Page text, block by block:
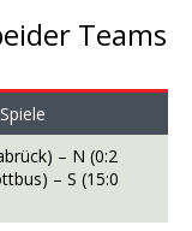
Teams
– N (0:2
– S (15:0